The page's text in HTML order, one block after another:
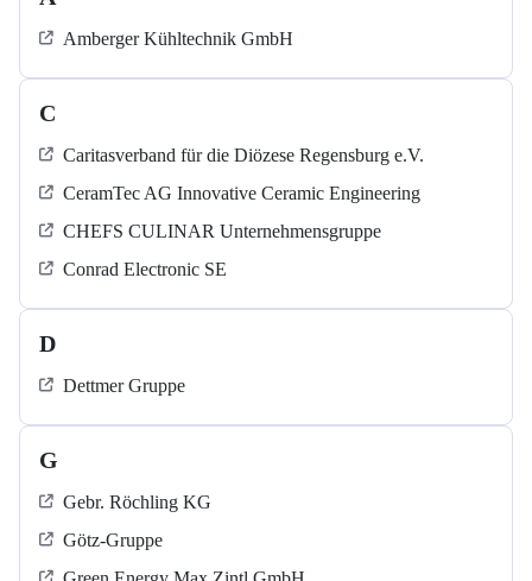
Amberger Kühltechnik GmbH
C
Caritasverband für die Diözese Regensburg e.V.
CeramTec AG Innovative Ceramic Engineering
CHEFS CULINAR Unternehmensgruppe
Conrad Electronic SE
D
Dettmer Gruppe
G
Gebr. Röchling KG
Götz-Gruppe